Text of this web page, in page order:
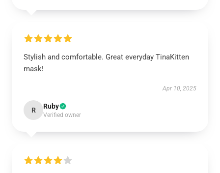
Stylish and comfortable. Great everyday TinaKitten
mask!
Apr 10, 2025
R Ruby
Verified owner